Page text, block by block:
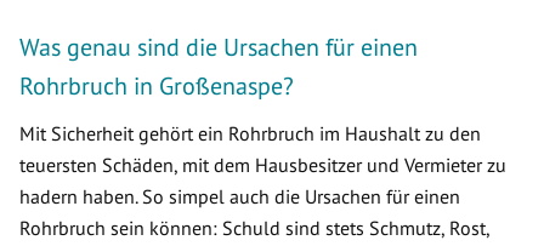
Was genau sind die Ursachen für einen
Rohrbruch in Großenaspe?
Mit Sicherheit gehört ein Rohrbruch im Haushalt zu den
teuersten Schäden, mit dem Hausbesitzer und Vermieter zu
hadern haben. So simpel auch die Ursachen für einen
Rohrbruch sein können: Schuld sind stets Schmutz, Rost,